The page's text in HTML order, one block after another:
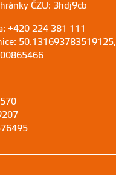
ČZU: 3hdj9cb
+420 224 381 111
50.131693783519125,